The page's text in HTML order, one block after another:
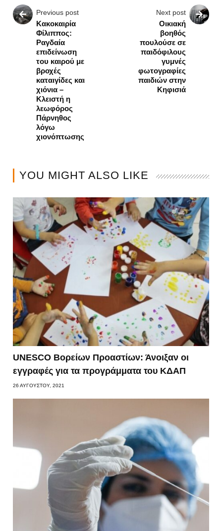
Previous post
Κακοκαιρία
Φίλιππος:
Ραγδαία
επιδείνωση
του καιρού με
βροχές
καταιγίδες και
χιόνια –
Κλειστή η
λεωφόρος
Πάρνηθος
λόγω
χιονόπτωσης
Next post
Οικιακή
βοηθός
πουλούσε σε
παιδόφιλους
γυμνές
φωτογραφίες
παιδιών στην
Κηφισιά
YOU MIGHT ALSO LIKE
UNESCO Βορείων Προαστίων: Άνοιξαν οι
εγγραφές για τα προγράμματα του ΚΔΑΠ
26 ΑΥΓΟΎΣΤΟΥ, 2021